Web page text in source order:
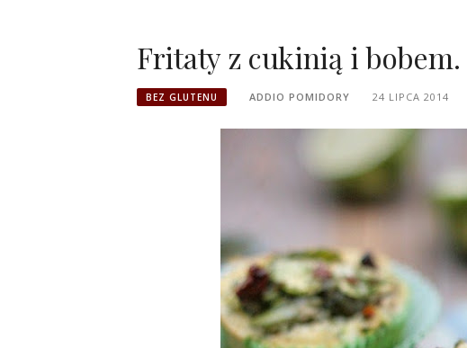
Fritaty z cukinią i bobem.
BEZ GLUTENU ADDIO POMIDORY 24 LIPCA 2014